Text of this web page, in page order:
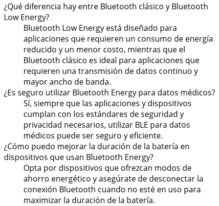
¿Qué diferencia hay entre Bluetooth clásico y Bluetooth
Low Energy?
Bluetooth Low Energy está diseñado para
aplicaciones que requieren un consumo de energía
reducido y un menor costo, mientras que el
Bluetooth clásico es ideal para aplicaciones que
requieren una transmisión de datos continuo y
mayor ancho de banda.
¿Es seguro utilizar Bluetooth Energy para datos médicos?
Sí, siempre que las aplicaciones y dispositivos
cumplan con los estándares de seguridad y
privacidad necesarios, utilizar BLE para datos
médicos puede ser seguro y eficiente.
¿Cómo puedo mejorar la duración de la batería en
dispositivos que usan Bluetooth Energy?
Opta por dispositivos que ofrezcan modos de
ahorro energético y asegúrate de desconectar la
conexión Bluetooth cuando no esté en uso para
maximizar la duración de la batería.